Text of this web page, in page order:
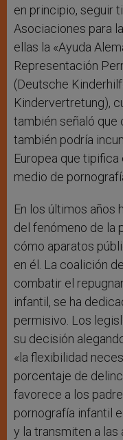
en principio, seguir
Asociaciones para
ellas la «Ayuda
Representación
(Deutsche
Kindervertretung),
también señaló que
también podría
Europea que
medio de
En los últimos años
del fenómeno de la
cómo aparatos
en él. La coalición
combatir el
infantil, se ha
permisivo. Los
su decisión
«la flexibilidad
porcentaje de
favorece a los
pornografía infantil
y la transmiten a